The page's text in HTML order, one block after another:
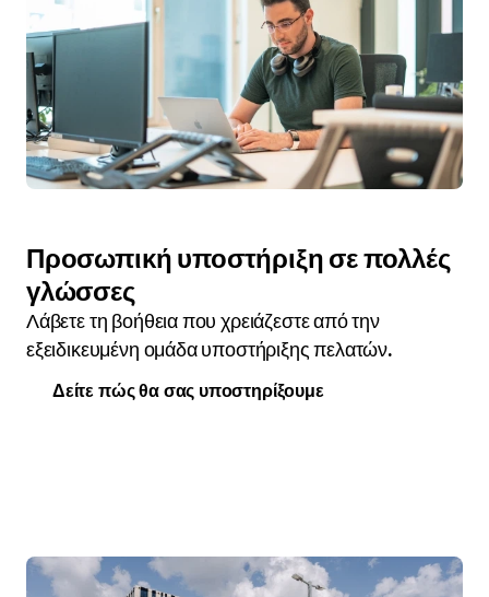
Προσωπική υποστήριξη σε πολλές
γλώσσες
Λάβετε τη βοήθεια που χρειάζεστε από την
εξειδικευμένη ομάδα υποστήριξης πελατών.
Δείτε πώς θα σας υποστηρίξουμε